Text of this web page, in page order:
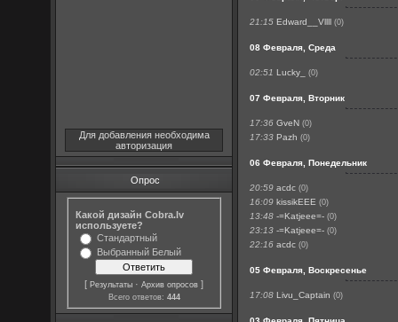
Для добавления необходима
авторизация
Опрос
Какой дизайн Cobra.lv
используете?
Стандартный
Выбранный Белый
[Результаты ·Архив опросов ]
Всего ответов: 444
21:15 Edward__Vllll (0)
08 Февраля, Среда
02:51 Lucky_ (0)
07 Февраля, Вторник
17:36 GveN (0)
17:33 Pazh (0)
06 Февраля, Понедельник
20:59 acdc (0)
16:09 kissikEEE (0)
13:48 -=Katjeee=- (0)
23:13 -=Katjeee=- (0)
22:16 acdc (0)
05 Февраля, Воскресенье
17:08 Livu_Captain (0)